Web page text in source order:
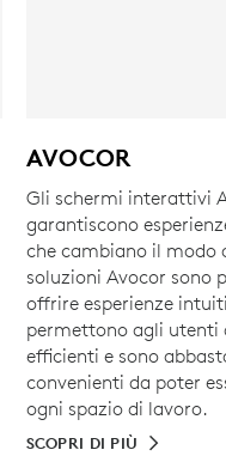
AVOCOR
Gli schermi interattivi
garantiscono
che cambiano il modo
soluzioni Avocor sono
offrire esperienze
permettono agli utenti
efficienti e sono
convenienti da poter
ogni spazio di lavoro.
SCOPRI DI PIÙ